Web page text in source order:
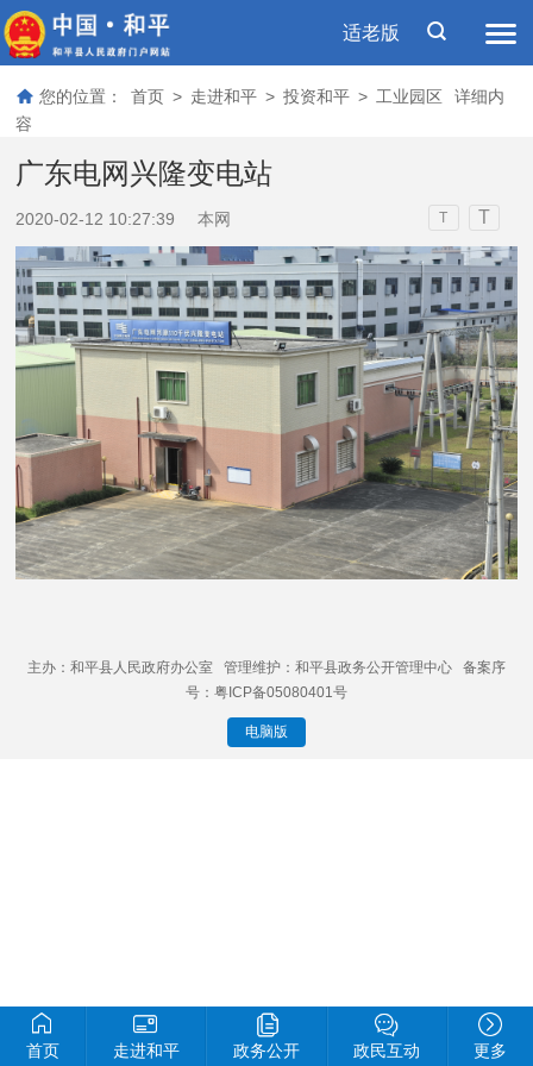
适老版
您的位置： 首页 > 走进和平 > 投资和平 > 工业园区
详细内
容
广东电网兴隆变电站
2020-02-12 10:27:39 本网 T T
主办：和平县人民政府办公室 管理维护：和平县政务公开管理中心 备案序
号：粤ICP备05080401号
电脑版
首页 走进和平 政务公开 政民互动 更多